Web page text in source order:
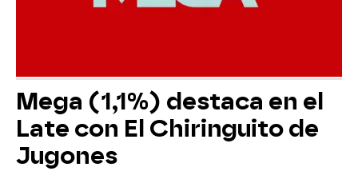
Mega (1,1%) destaca en el
Late con El Chiringuito de
Jugones